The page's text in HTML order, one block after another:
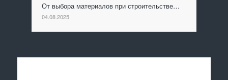
От выбора материалов при строительстве…
04.08.2025